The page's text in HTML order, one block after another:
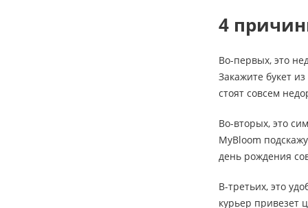
4
Во-первых, это
Закажите букет
стоят совсем
Во-вторых, это
MyBloom
день рождения
В-третьих, это
курьер привезет